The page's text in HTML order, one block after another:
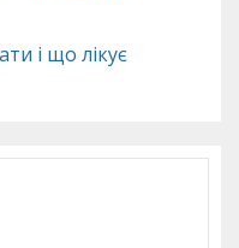
і що лікує